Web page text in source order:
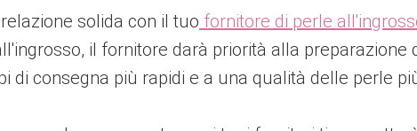
solida con il tuo fornitore di perle
il fornitore darà priorità alla
di consegna più rapidi e a una qualità delle perle